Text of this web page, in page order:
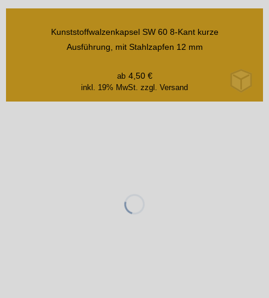
Kunststoffwalzenkapsel SW 60 8-Kant kurze
Ausführung, mit Stahlzapfen 12 mm
inkl. 19% MwSt. zzgl. Versand
ab 4,50€